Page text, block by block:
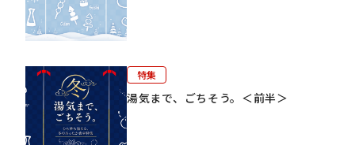
特集
湯気まで、ごちそう。＜前半＞